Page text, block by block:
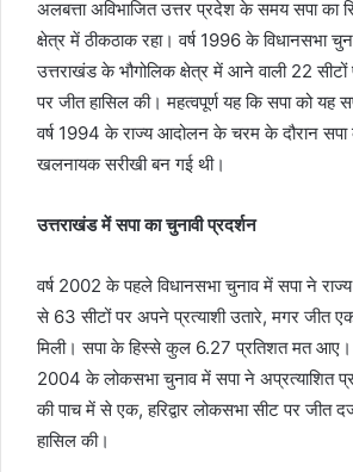
अलबत्ता अविभाजित उत्तर प्रदेश के समय सपा का
क्षेत्र में ठीकठाक रहा। वर्ष 1996 के विधानसभा
उत्तराखंड के भौगोलिक क्षेत्र में आने वाली 22
पर जीत हासिल की। महत्वपूर्ण यह कि सपा को यह
वर्ष 1994 के राज्य आदोलन के चरम के दौरान सपा
खलनायक सरीखी बन गई थी।
उत्तराखंड में सपा का चुनावी प्रदर्शन
वर्ष 2002 के पहले विधानसभा चुनाव में सपा ने
से 63 सीटों पर अपने प्रत्याशी उतारे, मगर जीत
मिली। सपा के हिस्से कुल 6.27 प्रतिशत मत आए।
2004 के लोकसभा चुनाव में सपा ने अप्रत्याशित
की पाच में से एक, हरिद्वार लोकसभा सीट पर जीत
हासिल की।